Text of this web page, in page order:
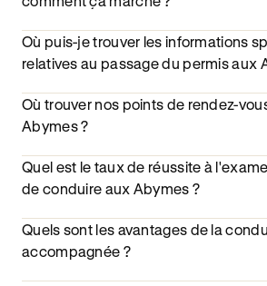
Où puis-je trouver les informations
relatives au passage du permis aux
Où trouver nos points de rendez-
Abymes ?
Quel est le taux de réussite à
de conduire aux Abymes ?
Quels sont les avantages de la
accompagnée ?